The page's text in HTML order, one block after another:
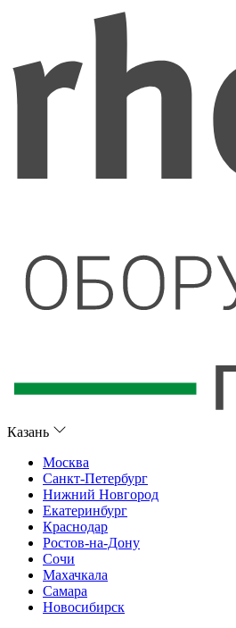
Казань
Москва
Санкт-Петербург
Нижний Новгород
Екатеринбург
Краснодар
Ростов-на-Дону
Сочи
Махачкала
Самара
Новосибирск